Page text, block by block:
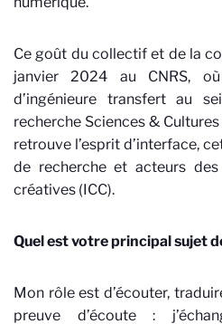
Ce goût du collectif et de la
janvier 2024 au CNRS,
d’ingénieure transfert au
recherche Sciences & Cultures
retrouve l’esprit d’interface,
de recherche et acteurs
créatives (ICC).
Quel est votre principal sujet
Mon rôle est d’écouter,
preuve d’écoute :